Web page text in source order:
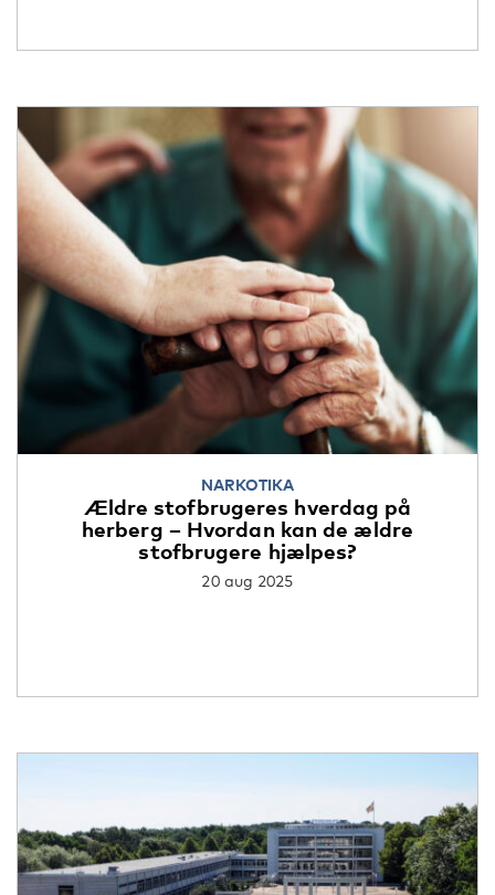
NARKOTIKA
Ældre stofbrugeres hverdag på
herberg – Hvordan kan de ældre
stofbrugere hjælpes?
20 aug 2025